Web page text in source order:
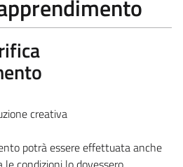
creativa
potrà essere effettuata anche